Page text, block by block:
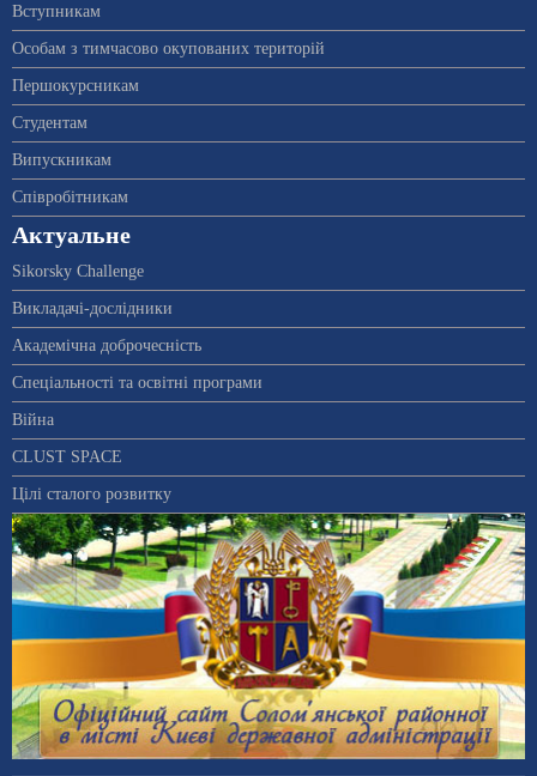
Вступникам
Особам з тимчасово окупованих територій
Першокурсникам
Студентам
Випускникам
Співробітникам
Актуальне
Sikorsky Challenge
Викладачі-дослідники
Академічна доброчесність
Спеціальності та освітні програми
Війна
CLUST SPACE
Цілі сталого розвитку